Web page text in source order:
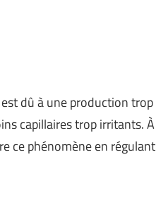
dû à une production trop
capillaires trop irritants. À
ce phénomène en régulant